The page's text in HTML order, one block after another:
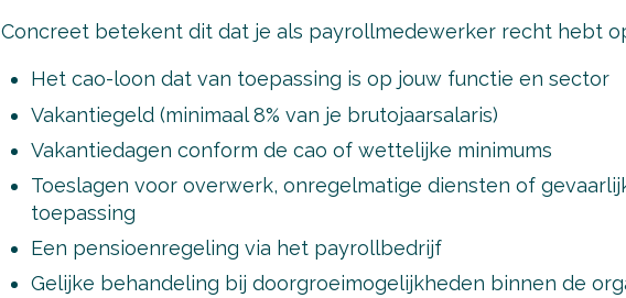
Concreet betekent dit dat je als payrollmedewerker recht hebt
Het cao-loon dat van toepassing is op jouw functie en sector
Vakantiegeld (minimaal 8% van je brutojaarsalaris)
Vakantiedagen conform de cao of wettelijke minimums
Toeslagen voor overwerk, onregelmatige diensten of
toepassing
Een pensioenregeling via het payrollbedrijf
Gelijke behandeling bij doorgroeimogelijkheden binnen de